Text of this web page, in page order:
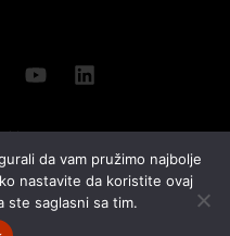
| DEVELOPED BY
da vam pružimo najbolje
nastavite da koristite ovaj
ste saglasni sa tim.